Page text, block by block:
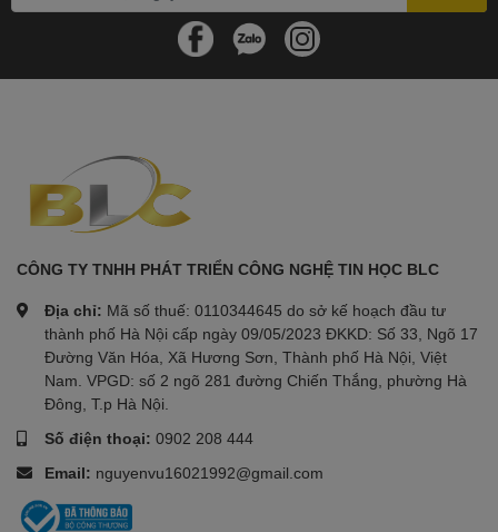
CÔNG TY TNHH PHÁT TRIỂN CÔNG NGHỆ TIN HỌC BLC
Địa chỉ: Mã số thuế: 0110344645 do sở kế hoạch đầu tư
thành phố Hà Nội cấp ngày 09/05/2023 ĐKKD: Số 33, Ngõ 17
Đường Văn Hóa, Xã Hương Sơn, Thành phố Hà Nội, Việt
Nam. VPGD: số 2 ngõ 281 đường Chiến Thắng, phường Hà
Đông, T.p Hà Nội.
Số điện thoại: 0902 208 444
Email: nguyenvu16021992@gmail.com